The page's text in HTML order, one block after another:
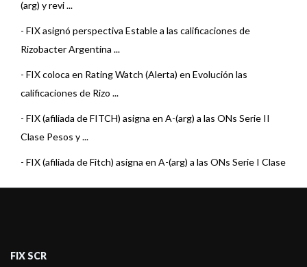
(arg) y revi ...
- FIX asignó perspectiva Estable a las calificaciones de
Rizobacter Argentina ...
- FIX coloca en Rating Watch (Alerta) en Evolución las
calificaciones de Rizo ...
- FIX (afiliada de FITCH) asigna en A-(arg) a las ONs Serie II
Clase Pesos y ...
- FIX (afiliada de Fitch) asigna en A-(arg) a las ONs Serie I Clase
- Fitch confirmó en A-(arg) a las ON de Rizobacter
FIX SCR